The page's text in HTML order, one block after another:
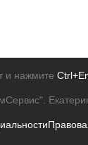
и нажмите